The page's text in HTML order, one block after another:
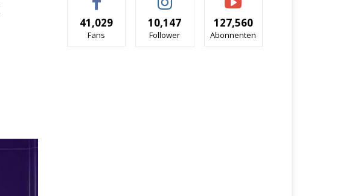
41,029
Fans
10,147
Follower
127,560
Abonnenten